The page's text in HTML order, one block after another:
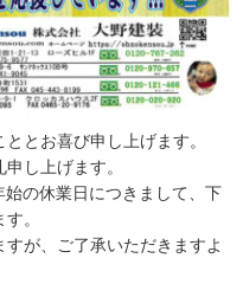
とお喜び申し上げます。
し上げます。
の休業日につきまして、下
。
が、ご了承いただきますよ